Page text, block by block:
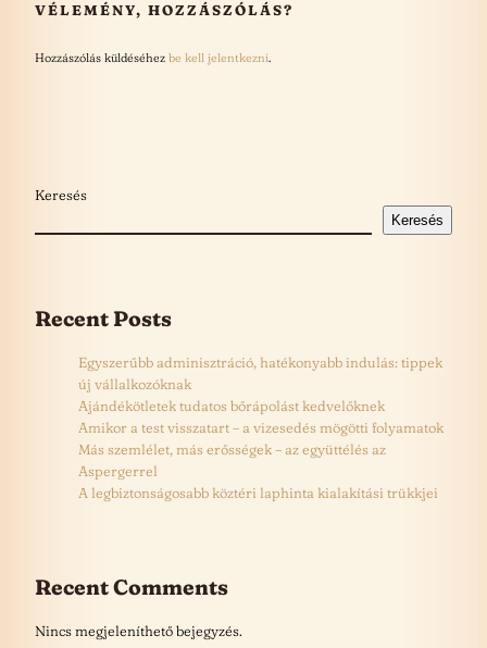
VÉLEMÉNY, HOZZÁSZÓLÁS?
Hozzászólás küldéséhez be kell jelentkezni.
Keresés
Keresés
Recent Posts
Egyszerűbb adminisztráció, hatékonyabb indulás: tippek
új vállalkozóknak
Ajándékötletek tudatos bőrápolást kedvelőknek
Amikor a test visszatart – a vizesedés mögötti folyamatok
Más szemlélet, más erősségek – az együttélés az
Aspergerrel
A legbiztonságosabb köztéri laphinta kialakítási trükkjei
Recent Comments
Nincs megjeleníthető bejegyzés.